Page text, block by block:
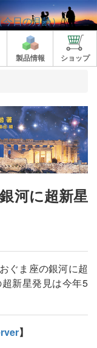
製品情報 ショップ
河に超新星
ぐま座の銀河に超
新星発見は今年5
】